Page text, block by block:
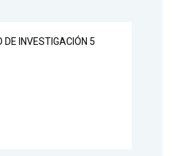
DE INVESTIGACIÓN 5